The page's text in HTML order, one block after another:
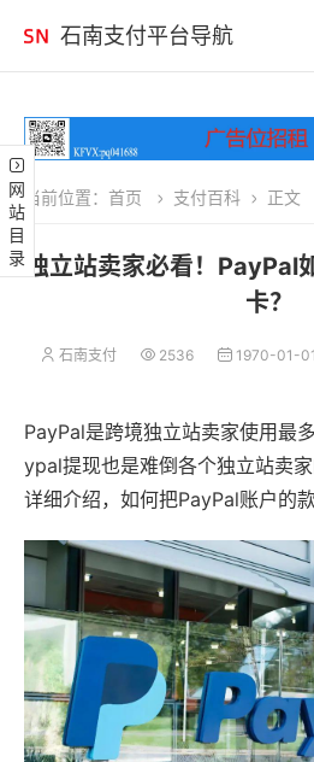
石南支付平台导航
网站目录 当前位置： 首页 支付百科 正文
独立站卖家必看！PayPal
卡？
石南支付 2536 1970-01-
PayPal是跨境独立站卖家使用最
ypal提现也是难倒各个独立站卖
详细介绍，如何把PayPal账户的